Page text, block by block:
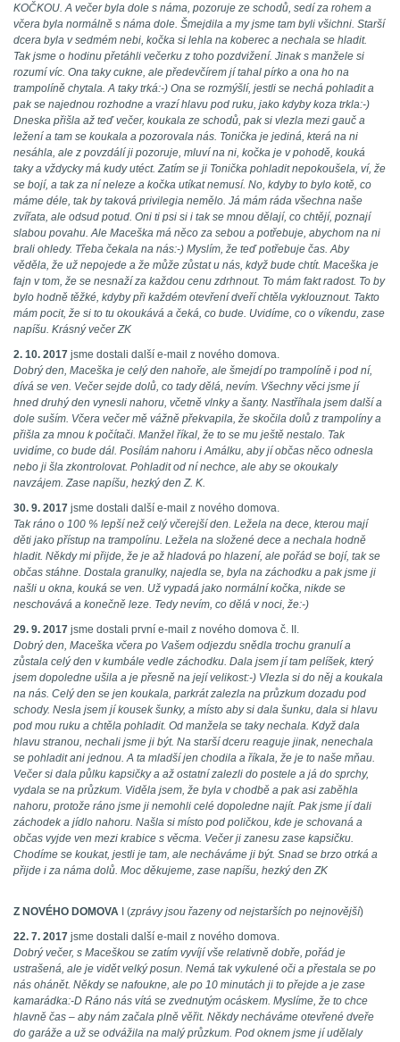
KOČKOU. A večer byla dole s náma, pozoruje ze schodů, sedí za rohem a
včera byla normálně s náma dole. Šmejdila a my jsme tam byli všichni. Starší
dcera byla v sedmém nebi, kočka si lehla na koberec a nechala se hladit.
Tak jsme o hodinu přetáhli večerku z toho pozdvižení. Jinak s manžele si
rozumí víc. Ona taky cukne, ale předevčírem jí tahal pírko a ona ho na
trampolíně chytala. A taky trká:-) Ona se rozmýšlí, jestli se nechá pohladit a
pak se najednou rozhodne a vrazí hlavu pod ruku, jako kdyby koza trkla:-)
Dneska přišla až teď večer, koukala ze schodů, pak si vlezla mezi gauč a
ležení a tam se koukala a pozorovala nás. Tonička je jediná, která na ni
nesáhla, ale z povzdálí ji pozoruje, mluví na ni, kočka je v pohodě, kouká
taky a vždycky má kudy utéct. Zatím se ji Tonička pohladit nepokoušela, ví, že
se bojí, a tak za ní neleze a kočka utíkat nemusí. No, kdyby to bylo kotě, co
máme déle, tak by taková privilegia nemělo. Já mám ráda všechna naše
zvířata, ale odsud potud. Oni ti psi si i tak se mnou dělají, co chtějí, poznají
slabou povahu. Ale Maceška má něco za sebou a potřebuje, abychom na ni
brali ohledy. Třeba čekala na nás:-) Myslím, že teď potřebuje čas. Aby
věděla, že už nepojede a že může zůstat u nás, když bude chtít. Maceška je
fajn v tom, že se nesnaží za každou cenu zdrhnout. To mám fakt radost. To by
bylo hodně těžké, kdyby při každém otevření dveří chtěla vyklouznout. Takto
mám pocit, že si to tu okoukává a čeká, co bude. Uvidíme, co o víkendu, zase
napíšu. Krásný večer ZK
2. 10. 2017 jsme dostali další e-mail z nového domova.
Dobrý den, Maceška je celý den nahoře, ale šmejdí po trampolíně i pod ní,
dívá se ven. Večer sejde dolů, co tady dělá, nevím. Všechny věci jsme jí
hned druhý den vynesli nahoru, včetně vlnky a šanty. Nastříhala jsem další a
dole suším. Včera večer mě vážně překvapila, že skočila dolů z trampolíny a
přišla za mnou k počítači. Manžel říkal, že to se mu ještě nestalo. Tak
uvidíme, co bude dál. Posílám nahoru i Amálku, aby jí občas něco odnesla
nebo ji šla zkontrolovat. Pohladit od ní nechce, ale aby se okoukaly
navzájem. Zase napíšu, hezký den Z. K.
30. 9. 2017 jsme dostali další e-mail z nového domova.
Tak ráno o 100 % lepší než celý včerejší den. Ležela na dece, kterou mají
děti jako přístup na trampolínu. Ležela na složené dece a nechala hodně
hladit. Někdy mi přijde, že je až hladová po hlazení, ale pořád se bojí, tak se
občas stáhne. Dostala granulky, najedla se, byla na záchodku a pak jsme ji
našli u okna, kouká se ven. Už vypadá jako normální kočka, nikde se
neschovává a konečně leze. Tedy nevím, co dělá v noci, že:-)
29. 9. 2017 jsme dostali první e-mail z nového domova č. II.
Dobrý den, Maceška včera po Vašem odjezdu snědla trochu granulí a
zůstala celý den v kumbále vedle záchodku. Dala jsem jí tam pelíšek, který
jsem dopoledne ušila a je přesně na její velikost:-) Vlezla si do něj a koukala
na nás. Celý den se jen koukala, parkrát zalezla na průzkum dozadu pod
schody. Nesla jsem jí kousek šunky, a místo aby si dala šunku, dala si hlavu
pod mou ruku a chtěla pohladit. Od manžela se taky nechala. Když dala
hlavu stranou, nechali jsme ji být. Na starší dceru reaguje jinak, nenechala
se pohladit ani jednou. A ta mladší jen chodila a říkala, že je to naše mňau.
Večer si dala půlku kapsičky a až ostatní zalezli do postele a já do sprchy,
vydala se na průzkum. Viděla jsem, že byla v chodbě a pak asi zaběhla
nahoru, protože ráno jsme ji nemohli celé dopoledne najít. Pak jsme jí dali
záchodek a jídlo nahoru. Našla si místo pod poličkou, kde je schovaná a
občas vyjde ven mezi krabice s věcma. Večer ji zanesu zase kapsičku.
Chodíme se koukat, jestli je tam, ale necháváme ji být. Snad se brzo otrká a
přijde i za náma dolů. Moc děkujeme, zase napíšu, hezký den ZK
Z NOVÉHO DOMOVA I (zprávy jsou řazeny od nejstarších po nejnovější)
22. 7. 2017 jsme dostali další e-mail z nového domova.
Dobrý večer, s Maceškou se zatím vyvíjí vše relativně dobře, pořád je
ustrašená, ale je vidět velký posun. Nemá tak vykulené oči a přestala se po
nás ohánět. Někdy se nafoukne, ale po 10 minutách ji to přejde a je zase
kamarádka:-D Ráno nás vítá se zvednutým ocáskem. Myslíme, že to chce
hlavně čas – aby nám začala plně věřit. Někdy necháváme otevřené dveře
do garáže a už se odvážila na malý průzkum. Pod oknem jsme jí udělaly